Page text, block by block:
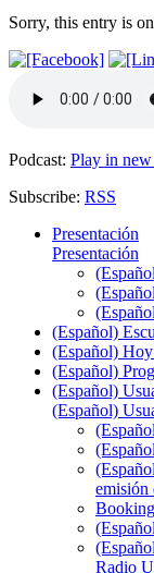
Sorry, this entry is
Podcast: Play in
Subscribe: RSS
Presentación
Presentación
(Español)
(Español) Hoy
(Español)
(Español)
(Español)
emisión
Radio